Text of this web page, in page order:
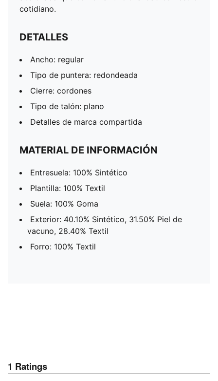
cotidiano.
DETALLES
Ancho: regular
Tipo de puntera: redondeada
Cierre: cordones
Tipo de talón: plano
Detalles de marca compartida
MATERIAL DE INFORMACIÓN
Entresuela: 100% Sintético
Plantilla: 100% Textil
Suela: 100% Goma
Exterior: 40.10% Sintético, 31.50% Piel de
vacuno, 28.40% Textil
Forro: 100% Textil
1 Ratings